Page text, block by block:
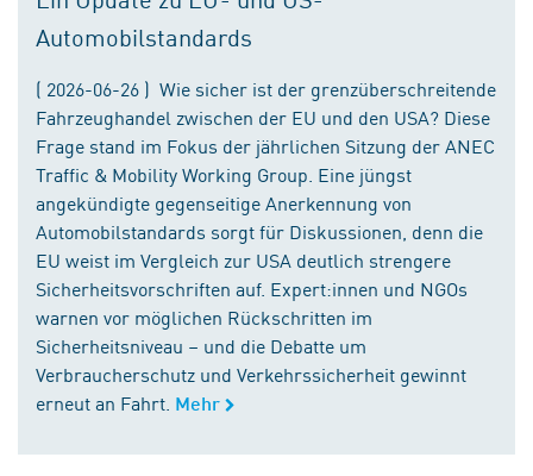
Automobilstandards
( 2026-06-26 ) Wie sicher ist der grenzüberschreitende
Fahrzeughandel zwischen der EU und den USA? Diese
Frage stand im Fokus der jährlichen Sitzung der ANEC
Traffic & Mobility Working Group. Eine jüngst
angekündigte gegenseitige Anerkennung von
Automobilstandards sorgt für Diskussionen, denn die
EU weist im Vergleich zur USA deutlich strengere
Sicherheitsvorschriften auf. Expert:innen und NGOs
warnen vor möglichen Rückschritten im
Sicherheitsniveau – und die Debatte um
Verbraucherschutz und Verkehrssicherheit gewinnt
erneut an Fahrt. Mehr